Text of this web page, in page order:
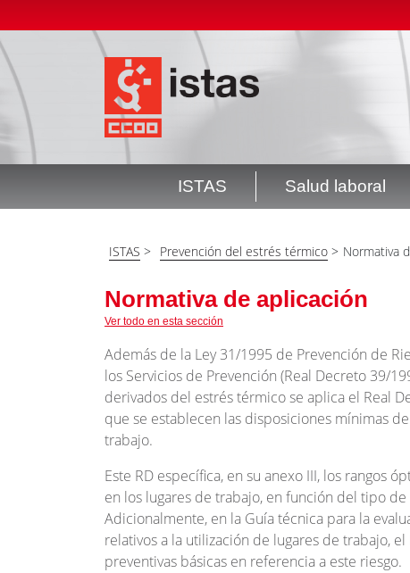
al
contenido
principal
menú
Navegación
ISTAS Salud laboral
ISTAS > Prevención del estrés térmico > Normativa
Normativa de aplicación
Ver todo en esta sección
Además de la Ley 31/1995 de Prevención de
los Servicios de Prevención (Real Decreto 39/
derivados del estrés térmico se aplica el Real
que se establecen las disposiciones mínimas
trabajo.
Este RD específica, en su anexo III, los rangos
en los lugares de trabajo, en función del tipo
Adicionalmente, en la Guía técnica para la
relativos a la utilización de lugares de trabajo,
preventivas básicas en referencia a este riesgo.